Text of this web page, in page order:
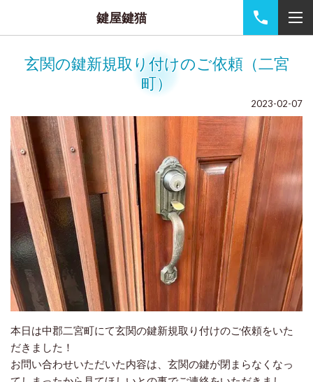
鍵屋鍵猫
玄関の鍵新規取り付けのご依頼（二宮
町）
2023-02-07
本日は中郡二宮町にて玄関の鍵新規取り付けのご依頼をいた
だきました！
お問い合わせいただいた内容は、玄関の鍵が閉まらなくなっ